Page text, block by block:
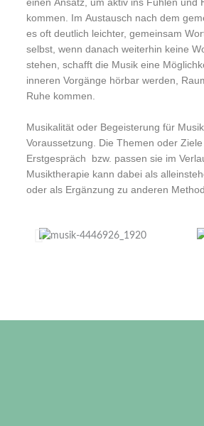
einen Ansatz, um aktiv ins Fühlen und
kommen. Im Austausch nach dem
es oft deutlich leichter, gemeinsam
selbst, wenn danach weiterhin keine
stehen, schafft die Musik eine
inneren Vorgänge hörbar werden,
Ruhe kommen.
Musikalität oder Begeisterung für
Voraussetzung. Die Themen oder
Erstgespräch bzw. passen sie im
Musiktherapie kann dabei als
oder als Ergänzung zu anderen